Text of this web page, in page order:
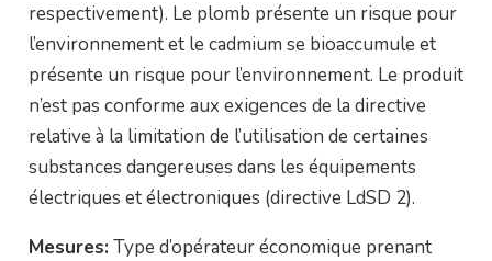
respectivement). Le plomb présente un risque pour
l’environnement et le cadmium se bioaccumule et
présente un risque pour l’environnement. Le produit
n’est pas conforme aux exigences de la directive
relative à la limitation de l’utilisation de certaines
substances dangereuses dans les équipements
électriques et électroniques (directive LdSD 2).
Mesures: Type d’opérateur économique prenant